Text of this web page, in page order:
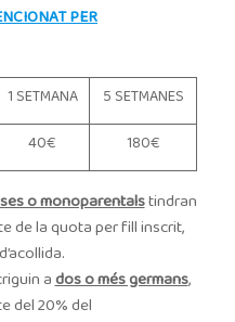
PER
1 SETMANA
5 SETMANES
40€ 180€
o monoparentalstindran
de la quota per fill inscrit,
ados o més germans,
del 20% del